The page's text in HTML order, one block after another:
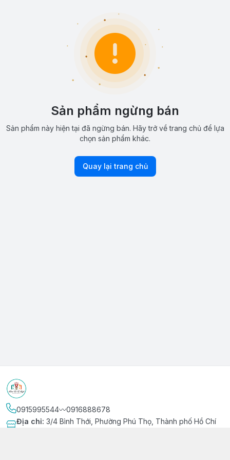
Sản phẩm ngừng bán
Sản phẩm này hiện tại đã ngừng bán. Hãy trở về trang chủ để lựa
chọn sản phẩm khác.
Quay lại trang chủ
0915995544〰️0916888678
Địa chỉ: 3/4 Bình Thới, Phường Phú Thọ, Thành phố Hồ Chí